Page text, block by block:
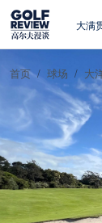
大满
周报
龙
查莉
周
的
Menu
首页 球场 大